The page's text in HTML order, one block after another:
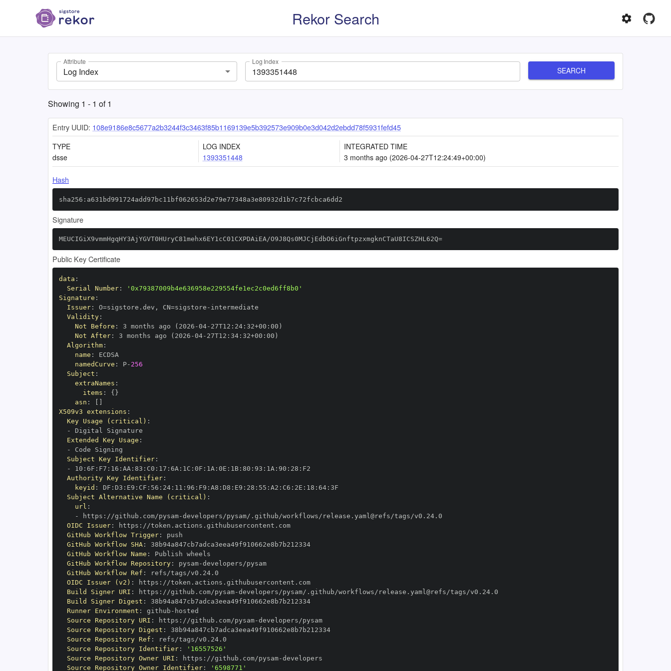
Rekor Search
Attribute
Log Index
Log Index
SEARCH
Showing 1 - 1 of1
Entry UUID: 108e9186e8c5677a2b3244f3c3463f85b1169139e5b392573e909b0e3d042d2ebdd78f5931fefd45
TYPE
dsse
LOG INDEX
1393351448
INTEGRATED TIME
3 months ago (2026-04-27T12:24:49+00:00)
Hash
sha256:a631bd991724add97bc11bf062653d2e79e77348a3e80932d1b7c72fcbca6dd2
Signature
MEUCIGiX9vmmHgqHY3AjYGVT0HUryC81mehx6EY1cC01CXPDAiEA/O9J8Qs0MJCjEdbO6iGnftpzxmgknCTaU8ICSZHL62Q=
Public Key Certificate
data :
Serial Number:
'0x79387009b4e636958e229554fe1ec2c0ed6ff8b0'
Signature :
Issuer: O=sigstore.dev , CN=sigstore -
Validity:
Not Before : 3 months ago (2026 -04- 27T12 : 24: 32+00 :
Not After: 3 months ago (2026 -04- 27T12 : 34: 32+00 :
Algorithm:
name :
namedCurve : P- 256
Subject :
extraNames :
items : { }
asn :
X509v3 extensions :
Key Usage (critical) :
-
Extended Key Usage :
-
Subject Key Identifier:
-
10 : 6F : F7 : 16 : AA : 83 : C0 : 17 : 6A : 1C : 0F : 1A : 0E : 1B: 80 : 93 : 1A : 90 : 28 :
Authority Key Identifier:
keyid : DF : D3 : E9 : CF : 56 : 24: 11 : 96 : F9 : A8 : D8 : E9 : 28 : 55 : A2 : C6 : 2E : 18 : 64:
Subject Alternative Name (critical) :
url :
-
https : //github.com/pysam-
OIDC Issuer: https :
//token.actions.githubusercontent.com
GitHub Workflow Trigger:
GitHub Workflow SHA:
38b94a847cb7adca3eea49f910662e8b7b212334
GitHub Workflow Name :
GitHub Workflow Repository: pysam-
developers/pysam
GitHub Workflow Ref :
OIDC Issuer (v2) : https :
//token.actions.githubusercontent.com
Build Signer URI : https : //github.com/pysam-
Build Signer Digest :
38b94a847cb7adca3eea49f910662e8b7b212334
Runner Environment : github -
Source Repository URI : https : //github.com/pysam-
developers/pysam
Source Repository Digest :
38b94a847cb7adca3eea49f910662e8b7b212334
Source Repository Ref :
Source Repository Identifier:
'16557526'
Source Repository Owner URI : https : //github.com/pysam-
Source Repository Owner Identifier: '6598771'